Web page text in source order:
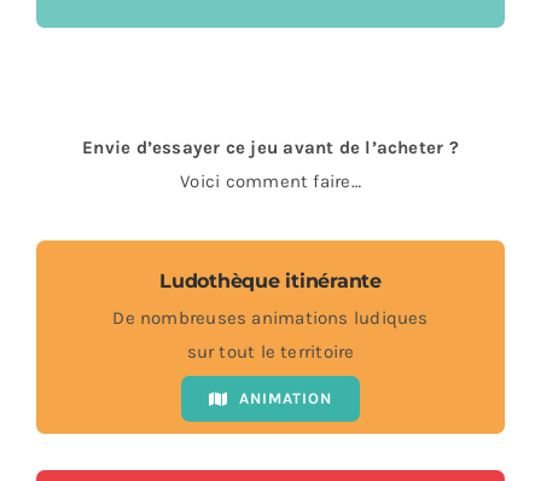
Envie d’essayer ce jeu avant de l’acheter ?
Voici comment faire…
Ludothèque itinérante
De nombreuses animations ludiques
sur tout le territoire
ANIMATION